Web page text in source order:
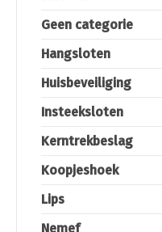
Geen categorie
Hangsloten
Huisbeveiliging
Insteeksloten
Kerntrekbeslag
Koopjeshoek
Lips
Nemef